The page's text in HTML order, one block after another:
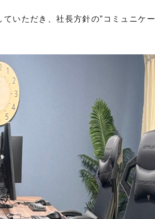
いただき、社長方針の”コミュニケー